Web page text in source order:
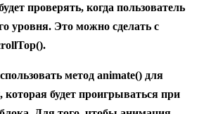
проверять, когда пользователь
уровня. Это можно сделать с
метод animate() для
которая будет проигрываться при